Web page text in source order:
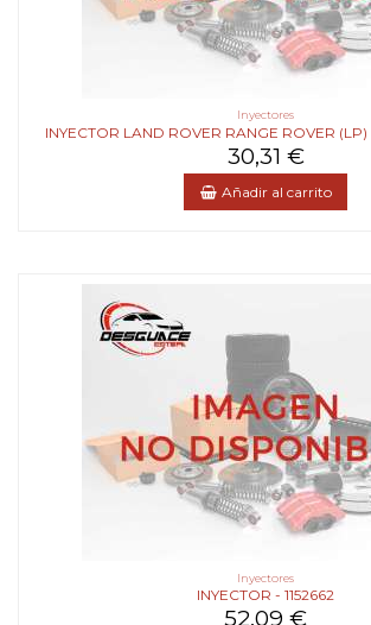
Inyectores
INYECTOR LAND ROVER RANGE ROVER (LP)
30,31 €
Añadir al carrito
Inyectores
INYECTOR - 1152662
52,09 €